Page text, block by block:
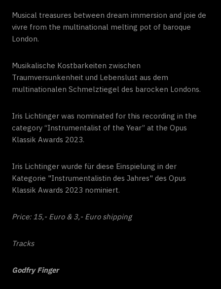
Musical treasures between dream immersion and joie de
vivre from the multinational melting pot of baroque
London.
Musikalische Kostbarkeiten zwischen
Traumversunkenheit und Lebenslust aus dem
multinationalen Schmelztiegel des barocken Londons.
Iris Lichtinger was nominated for this recording in the
category “Instrumentalist of the Year” at the Opus
Klassik Awards 2023.
Iris Lichtinger wurde für diese Einspielung in der
Kategorie "Instrumentalistin des Jahres" des Opus
Klassik Awards 2023 nominiert.
Price: 15,- Euro & 3,- Euro shipping
Tracks
Godfry Finger